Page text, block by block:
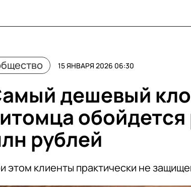
15 ЯНВАРЯ 2026 06:30
дешевый
рублей
этом клиенты практически не